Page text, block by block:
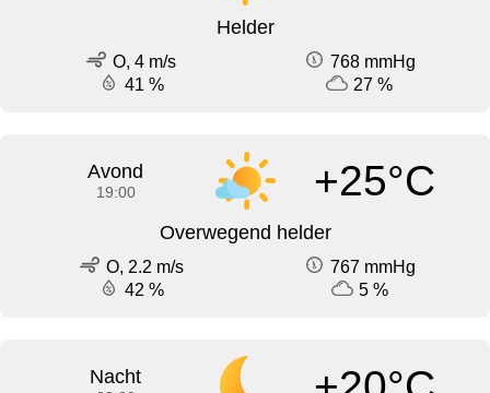
Helder
O, 4 m/s
768 mmHg
41 %
27 %
Avond
19:00 +25°C
Overwegend helder
O, 2.2 m/s
767 mmHg
42 %
5 %
Nacht